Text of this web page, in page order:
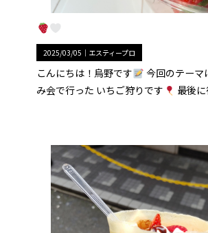
2025/03/05｜ エスティープロ
こんにちは！烏野です
今回のテーマ
み会で行った いちご狩りです
最後